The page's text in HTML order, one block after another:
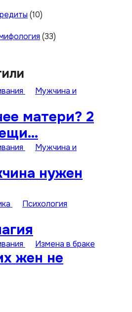
(10)
(33)
Мужчина и
матери? 2
Мужчина и
нужен
Психология
Измена в браке
жен не